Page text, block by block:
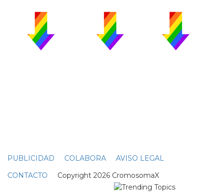
PUBLICIDAD COLABORA
AVISO LEGAL
CONTACTO Copyright 2026 CromosomaX